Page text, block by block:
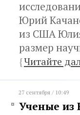
Юрий
из США
размер
{Читайте
27 сентября / 10:49
Ученые из